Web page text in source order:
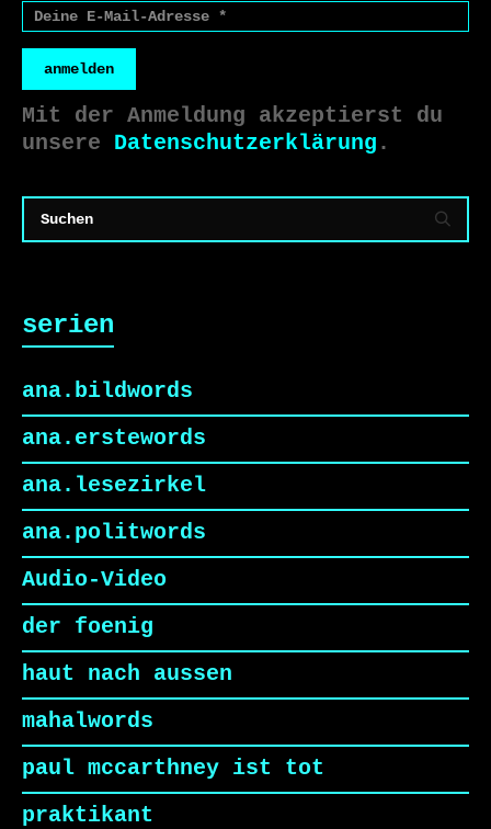
anmelden
Mit der Anmeldung akzeptierst du
unsere Datenschutzerklärung .
serien
ana.bildwords
ana.erstewords
ana.lesezirkel
ana.politwords
Audio-Video
der foenig
haut nach aussen
mahalwords
paul mccarthney ist tot
praktikant